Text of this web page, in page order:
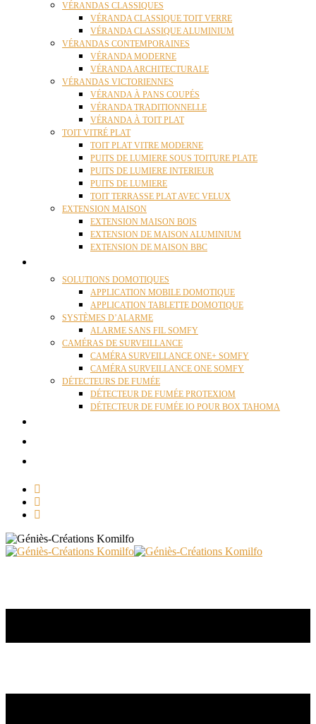
VÉRANDAS CLASSIQUES
VÉRANDA CLASSIQUE TOIT VERRE
VÉRANDA CLASSIQUE ALUMINIUM
VÉRANDAS CONTEMPORAINES
VÉRANDA MODERNE
VÉRANDA ARCHITECTURALE
VÉRANDAS VICTORIENNES
VÉRANDA À PANS COUPÉS
VÉRANDA TRADITIONNELLE
VÉRANDA À TOIT PLAT
TOIT VITRÉ PLAT
TOIT PLAT VITRE MODERNE
PUITS DE LUMIERE SOUS TOITURE PLATE
PUITS DE LUMIERE INTERIEUR
PUITS DE LUMIERE
TOIT TERRASSE PLAT AVEC VELUX
EXTENSION MAISON
EXTENSION MAISON BOIS
EXTENSION DE MAISON ALUMINIUM
EXTENSION DE MAISON BBC
SOLUTIONS DOMOTIQUES
APPLICATION MOBILE DOMOTIQUE
APPLICATION TABLETTE DOMOTIQUE
SYSTÈMES D’ALARME
ALARME SANS FIL SOMFY
CAMÉRAS DE SURVEILLANCE
CAMÉRA SURVEILLANCE ONE+ SOMFY
CAMÉRA SURVEILLANCE ONE SOMFY
DÉTECTEURS DE FUMÉE
DÉTECTEUR DE FUMÉE PROTEXIOM
DÉTECTEUR DE FUMÉE IO POUR BOX TAHOMA